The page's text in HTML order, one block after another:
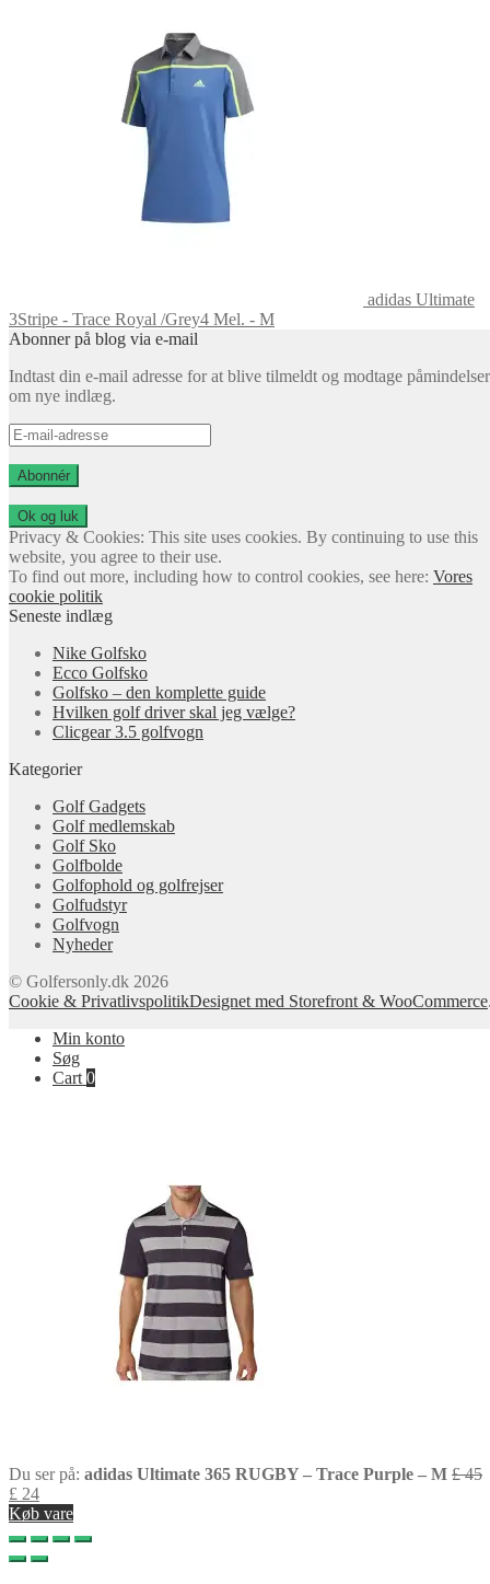
adidas Ultimate
3Stripe - Trace Royal /Grey4 Mel. - M
Abonner på blog via e-mail
Indtast din e-mail adresse for at blive tilmeldt og modtage påmindelser
om nye indlæg.
E-
mail-
adresse
Abonnér
Privacy & Cookies: This site uses cookies. By continuing to use this
website, you agree to their use.
To find out more, including how to control cookies, see here: Vores
cookie politik
Seneste indlæg
Nike Golfsko
Ecco Golfsko
Golfsko – den komplette guide
Hvilken golf driver skal jeg vælge?
Clicgear 3.5 golfvogn
Kategorier
Golf Gadgets
Golf medlemskab
Golf Sko
Golfbolde
Golfophold og golfrejser
Golfudstyr
Golfvogn
Nyheder
© Golfersonly.dk 2026
Cookie & PrivatlivspolitikDesignet med Storefront & WooCommerce
Min konto
Søg
Cart 0
Du ser på: adidas Ultimate 365 RUGBY – Trace Purple – M £45
£ 24
Køb vare